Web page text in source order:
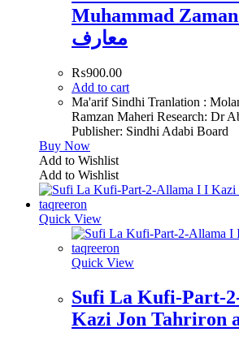
Muhammad
معارف
₨900.00
Add to cart
Ma'arif Sindhi Tranlation :
Ramzan Maheri Research: Dr
Publisher: Sindhi Adabi Board
Buy Now
Add to Wishlist
Add to Wishlist
Quick View
Quick View
Sufi La Kufi-Part-
Kazi Jon Tahriron